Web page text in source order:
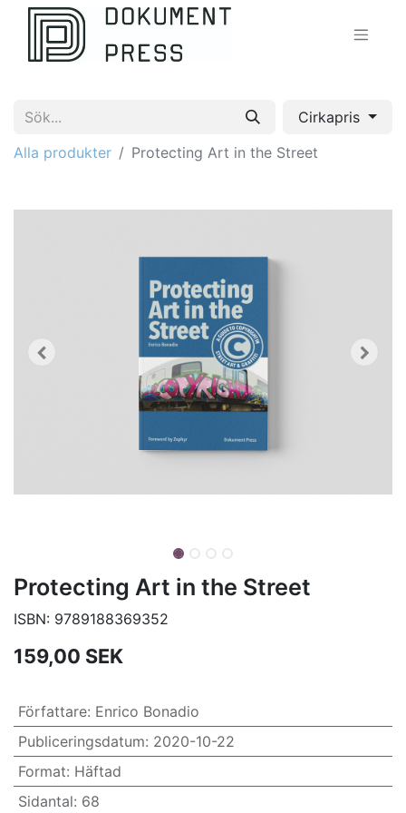
Cirkapris
Alla produkter
Protecting Art in the Street
Protecting Art in the Street
ISBN: 9789188369352
159,00 SEK
Författare: Enrico Bonadio
Publiceringsdatum: 2020-10-22
Format: Häftad
Sidantal: 68